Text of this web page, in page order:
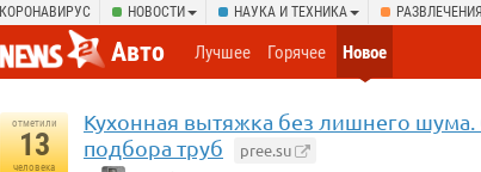
КОРОНАВИРУС НОВОСТИ НАУКА И ТЕХНИКА РАЗВЛЕЧЕНИЯ
Авто Лучшее Горячее Новое
отметили
13
человека
Кухонная вытяжка без лишнего
подбора труб
pree.su